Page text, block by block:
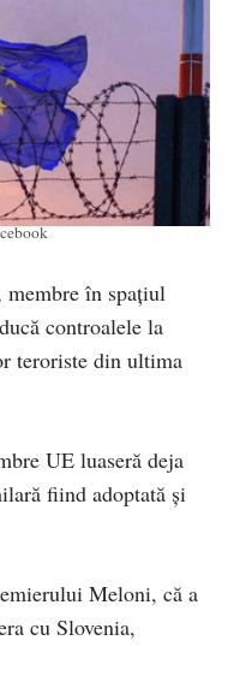
membre în spațiul
controalele la
teroriste din ultima
UE luaseră deja
fiind adoptată și
Meloni, că a
cu Slovenia,